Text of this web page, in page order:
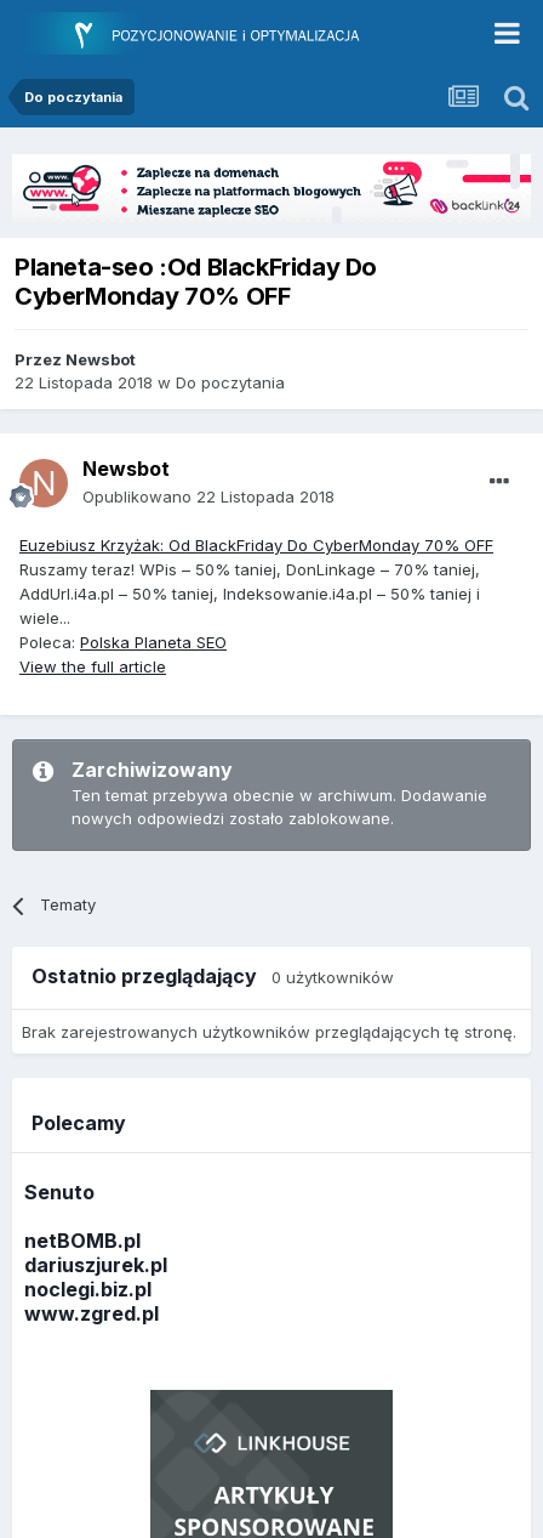
Do poczytania
Planeta-seo :Od BlackFriday Do
CyberMonday 70% OFF
Przez Newsbot
22 Listopada 2018 w Do poczytania
Newsbot
Opublikowano 22 Listopada 2018
Euzebiusz Krzyżak: Od BlackFriday Do CyberMonday 70% OFF
Ruszamy teraz! WPis – 50% taniej, DonLinkage – 70% taniej,
AddUrl.i4a.pl – 50% taniej, Indeksowanie.i4a.pl – 50% taniej i
wiele...
Poleca: Polska Planeta SEO
View the full article
Zarchiwizowany
Ten temat przebywa obecnie w archiwum. Dodawanie
nowych odpowiedzi zostało zablokowane.
Tematy
Ostatnio przeglądający 0 użytkowników
Brak zarejestrowanych użytkowników przeglądających tę stronę.
Polecamy
Senuto
netBOMB.pl
dariuszjurek.pl
noclegi.biz.pl
www.zgred.pl